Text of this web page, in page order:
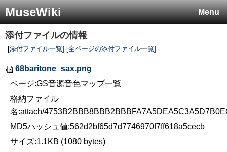
Menu
MuseWiki
添付ファイルの情報
[添付ファイル一覧] [全ページの添付ファイル一覧]
68baritone_sax.png
ページ:GS音源音色マップ一覧
格納ファイル
名:attach/
MD5ハッシュ値:562d2bf65d7d7746970f7ff618a5cecb
サイズ:1.1KB (1080 bytes)